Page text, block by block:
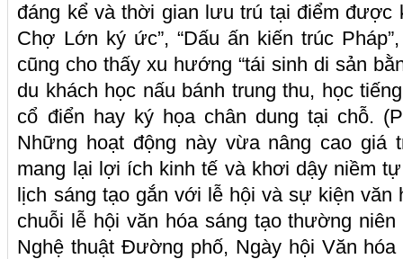
đáng kể và thời gian lưu trú tại điểm được
Chợ Lớn ký ức”, “Dấu ấn kiến trúc
cũng cho thấy xu hướng “tái sinh di sản
du khách học nấu bánh trung thu, học
cổ điển hay ký họa chân dung tại chỗ.
Những hoạt động này vừa nâng cao giá
mang lại lợi ích kinh tế và khơi dậy niềm
lịch sáng tạo gắn với lễ hội và sự kiện văn
chuỗi lễ hội văn hóa sáng tạo thường
Nghệ thuật Đường phố, Ngày hội Văn